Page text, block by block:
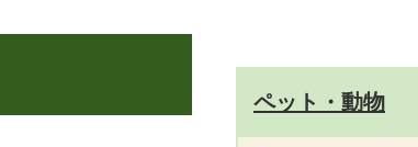
ペット・動物